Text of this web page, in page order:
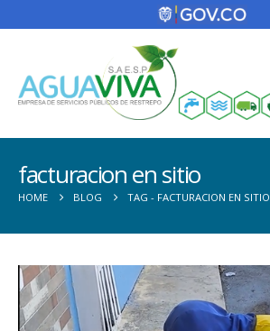
facturacion en sitio
HOME BLOG TAG - FACTURACION EN SITIO